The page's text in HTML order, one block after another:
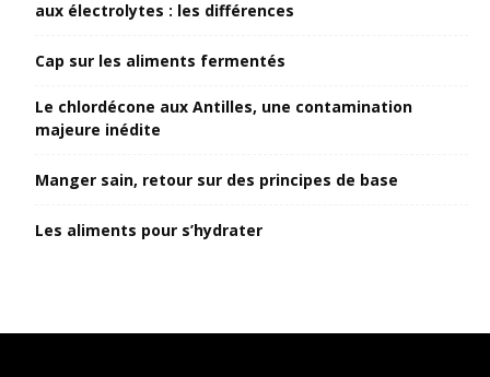
aux électrolytes : les différences
Cap sur les aliments fermentés
Le chlordécone aux Antilles, une contamination
majeure inédite
Manger sain, retour sur des principes de base
Les aliments pour s’hydrater